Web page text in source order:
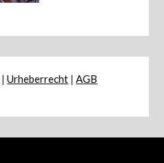
|Urheberrecht |AGB